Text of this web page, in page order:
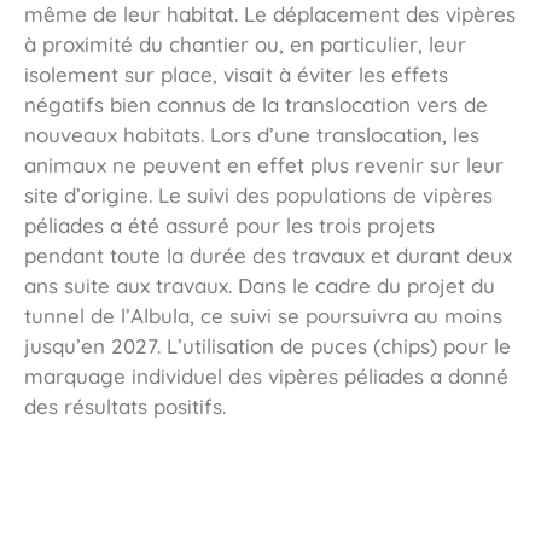
même de leur habitat. Le déplacement des vipères
à proximité du chantier ou, en particulier, leur
isolement sur place, visait à éviter les effets
négatifs bien connus de la translocation vers de
nouveaux habitats. Lors d’une translocation, les
animaux ne peuvent en effet plus revenir sur leur
site d’origine. Le suivi des populations de vipères
péliades a été assuré pour les trois projets
pendant toute la durée des travaux et durant deux
ans suite aux travaux. Dans le cadre du projet du
tunnel de l’Albula, ce suivi se poursuivra au moins
jusqu’en 2027. L’utilisation de puces (chips) pour le
marquage individuel des vipères péliades a donné
des résultats positifs.